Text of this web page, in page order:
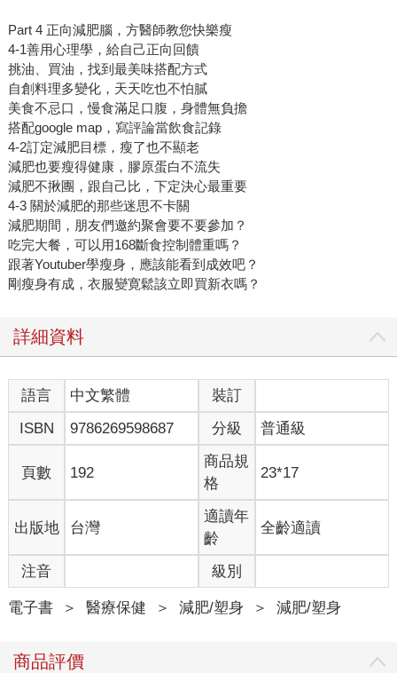
Part 4 正向減肥腦，方醫師教您快樂瘦
4-1善用心理學，給自己正向回饋
挑油、買油，找到最美味搭配方式
自創料理多變化，天天吃也不怕膩
美食不忌口，慢食滿足口腹，身體無負擔
搭配google map，寫評論當飲食記錄
4-2訂定減肥目標，瘦了也不顯老
減肥也要瘦得健康，膠原蛋白不流失
減肥不揪團，跟自己比，下定決心最重要
4-3 關於減肥的那些迷思不卡關
減肥期間，朋友們邀約聚會要不要參加？
吃完大餐，可以用168斷食控制體重嗎？
跟著Youtuber學瘦身，應該能看到成效吧？
剛瘦身有成，衣服變寛鬆該立即買新衣嗎？
詳細資料
語言 中文繁體
裝訂
ISBN
9786269598687 分級 普通級
頁數 192
商品規
格
23*17
出版地 台灣
適讀年
齡
全齡適讀
注音 級別
電子書 ＞ 醫療保健 ＞ 減肥/塑身 ＞ 減肥/塑身
商品評價